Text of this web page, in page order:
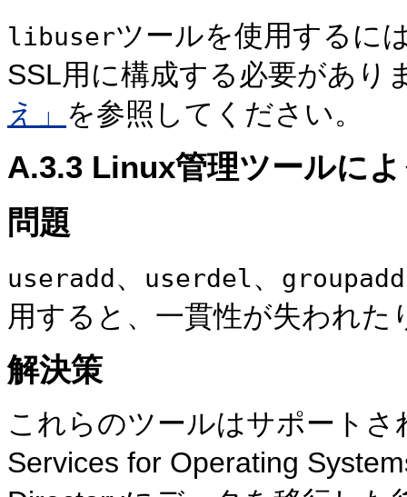
libuserツールを使用するに
SSL用に構成する必要があり
え」 を参照してください。
A.3.3 Linux管理ツールに
問題
useradd、 userdel、 groupadd
用すると、一貫性が失われ
解決策
これらのツールはサポート
Services for Operating